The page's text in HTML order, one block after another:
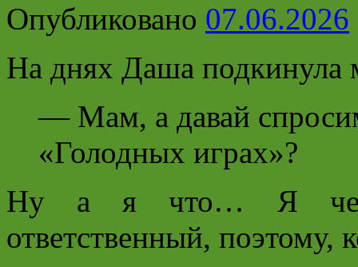
Опубликовано 07.06.2026
На днях Даша подкинула
— Мам, а давай
«Голодных играх»?
Ну а я что… Я
ответственный, поэтому,